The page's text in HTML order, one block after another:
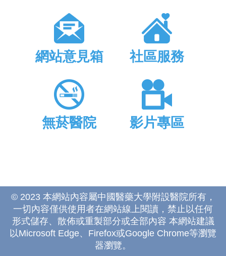
網站意見箱 社區服務
無菸醫院 影片專區
© 2023 本網站內容屬中國醫藥大學附設醫院所有，
一切內容僅供使用者在網站線上閱讀，禁止以任何
形式儲存、散佈或重製部分或全部內容 本網站建議
以Microsoft Edge、Firefox或Google Chrome等瀏覽
器瀏覽。